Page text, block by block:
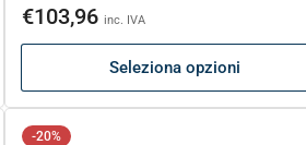
di
scontato
€103,96 inc. IVA
Seleziona opzioni
-20%